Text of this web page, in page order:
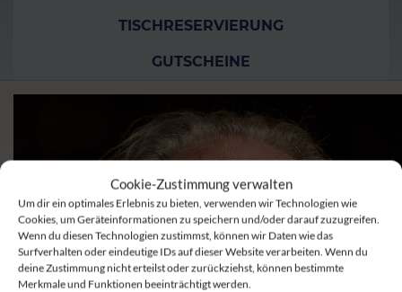
Cookie-Zustimmung verwalten
Um dir ein optimales Erlebnis zu bieten, verwenden wir Technologien wie
Cookies, um Geräteinformationen zu speichern und/oder darauf zuzugreifen.
Wenn du diesen Technologien zustimmst, können wir Daten wie das
Surfverhalten oder eindeutige IDs auf dieser Website verarbeiten. Wenn du
deine Zustimmung nicht erteilst oder zurückziehst, können bestimmte
Merkmale und Funktionen beeinträchtigt werden.
TISCHRESERVIERUNG
GUTSCHEINE